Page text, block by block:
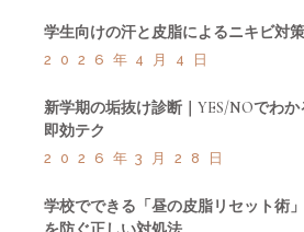
学生向けの汗と皮脂によるニキビ対
2026年4月4日
新学期の垢抜け診断｜YES/NOでわ
即効テク
2026年3月28日
学校でできる「昼の皮脂リセット術